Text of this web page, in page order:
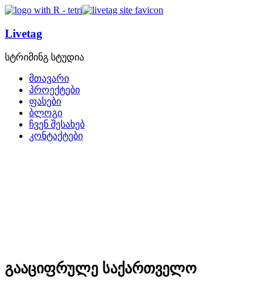
Livetag
სტრიმინგ სტუდია
მთავარი
პროექტები
ფასები
ბლოგი
ჩვენ შესახებ
კონტაქტები
გააციფრულე საქართველო